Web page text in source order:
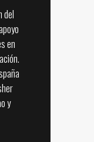
del
en
y